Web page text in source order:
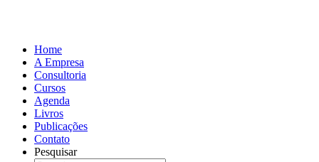
Home
A Empresa
Consultoria
Cursos
Agenda
Livros
Publicações
Contato
Pesquisar